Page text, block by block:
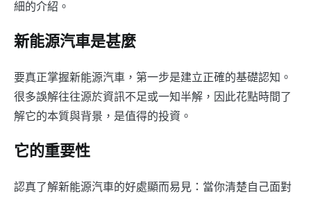
細的介紹。
新能源汽車是甚麼
要真正掌握新能源汽車，第一步是建立正確的基礎認知。
很多誤解往往源於資訊不足或一知半解，因此花點時間了
解它的本質與背景，是值得的投資。
它的重要性
認真了解新能源汽車的好處顯而易見：當你清楚自己面對